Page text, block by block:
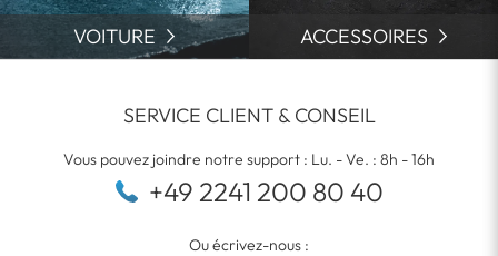
VOITURE ACCESSOIRES
SERVICE CLIENT & CONSEIL
Vous pouvez joindre notre support : Lu. - Ve. : 8h - 16h
+49 2241 200 80 40
Ou écrivez-nous :